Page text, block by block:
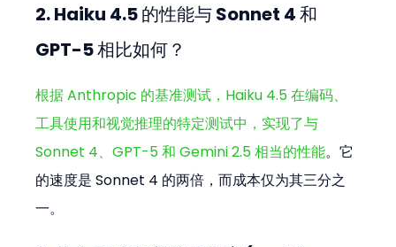
2. Haiku 4.5 的性能与 Sonnet 4 和
GPT-5 相比如何？
根据 Anthropic 的基准测试，Haiku 4.5 在编码、
工具使用和视觉推理的特定测试中，实现了与
Sonnet 4、GPT-5 和 Gemini 2.5 相当的性能。它
的速度是 Sonnet 4 的两倍，而成本仅为其三分之
一。